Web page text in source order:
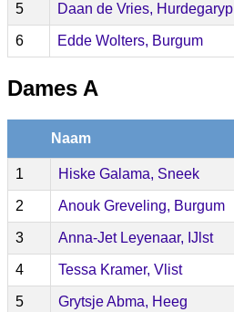
5 Daan de Vries, Hurdegaryp
6 Edde Wolters, Burgum
Dames A
Naam
1 Hiske Galama, Sneek
2 Anouk Greveling, Burgum
3 Anna-Jet Leyenaar, IJlst
4 Tessa Kramer, Vlist
5 Grytsje Abma, Heeg